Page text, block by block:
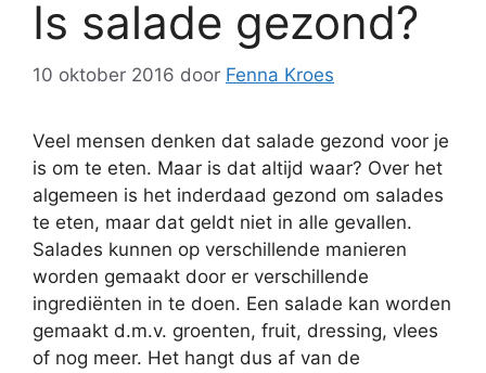
Is salade gezond?
10 oktober 2016 door Fenna Kroes
Veel mensen denken dat salade gezond voor je
is om te eten. Maar is dat altijd waar? Over het
algemeen is het inderdaad gezond om salades
te eten, maar dat geldt niet in alle gevallen.
Salades kunnen op verschillende manieren
worden gemaakt door er verschillende
ingrediënten in te doen. Een salade kan worden
gemaakt d.m.v. groenten, fruit, dressing, vlees
of nog meer. Het hangt dus af van de